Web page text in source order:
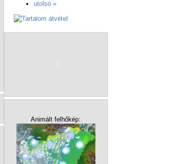
utolsó »
Animált felhőkép: